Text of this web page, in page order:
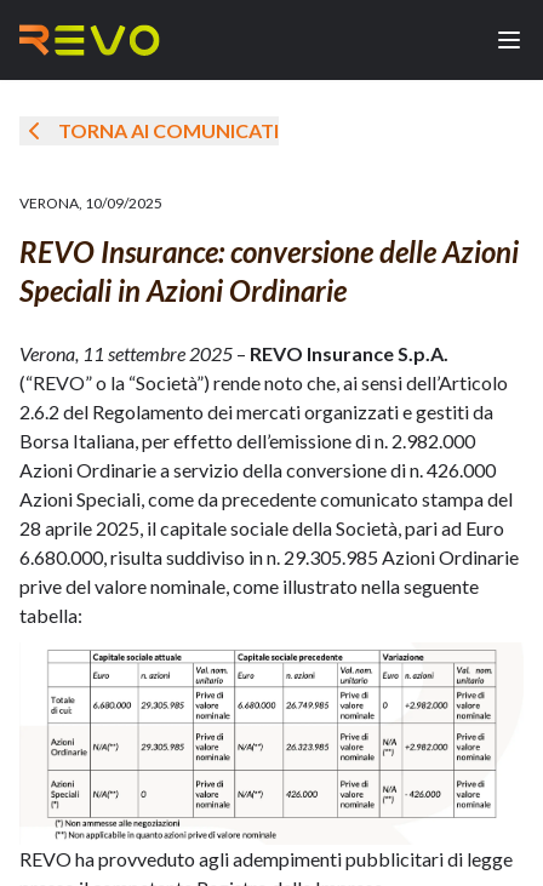
TORNA AI COMUNICATI
VERONA, 10/09/2025
REVO Insurance: conversione delle Azioni
Speciali in Azioni Ordinarie
Verona, 11 settembre 2025 – REVO Insurance S.p.A.
(“REVO” o la “Società”) rende noto che, ai sensi dell’Articolo
2.6.2 del Regolamento dei mercati organizzati e gestiti da
Borsa Italiana, per effetto dell’emissione di n. 2.982.000
Azioni Ordinarie a servizio della conversione di n. 426.000
Azioni Speciali, come da precedente comunicato stampa del
28 aprile 2025, il capitale sociale della Società, pari ad Euro
6.680.000, risulta suddiviso in n. 29.305.985 Azioni Ordinarie
prive del valore nominale, come illustrato nella seguente
tabella:
REVO ha provveduto agli adempimenti pubblicitari di legge